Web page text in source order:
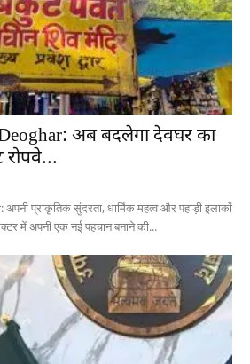
अब बदलेगा देवघर का
रोपवे...
प्राकृतिक सुंदरता, धार्मिक महत्व और पहाड़ी इलाकों
में अपनी एक नई पहचान बनाने की...